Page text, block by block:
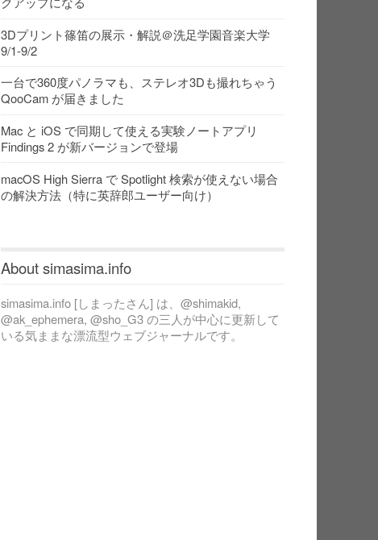
3Dプリント篠笛の展示・解説＠洗足学園音楽大学
9/1-9/2
一台で360度パノラマも、ステレオ3Dも撮れちゃう
QooCam が届きました
Mac と iOS で同期して使える実験ノートアプリ
Findings 2 が新バージョンで登場
macOS High Sierra で Spotlight 検索が使えない場合
の解決方法（特に英辞郎ユーザー向け）
About simasima.info
simasima.info [しまったさん] は、@shimakid,
@ak_ephemera, @sho_G3 の三人が中心に更新して
いる気ままな漂流型ウェブジャーナルです。